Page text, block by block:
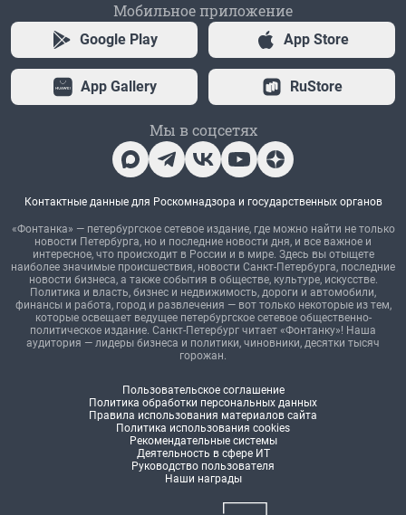
Мобильное приложение
Google Play App Store
App Gallery RuStore
Мы в соцсетях
Контактные данные для Роскомнадзора и государственных органов
«Фонтанка» — петербургское сетевое издание, где можно найти не только
новости Петербурга, но и последние новости дня, и все важное и
интересное, что происходит в России и в мире. Здесь вы отыщете
наиболее значимые происшествия, новости Санкт-Петербурга, последние
новости бизнеса, а также события в обществе, культуре, искусстве.
Политика и власть, бизнес и недвижимость, дороги и автомобили,
финансы и работа, город и развлечения — вот только некоторые из тем,
которые освещает ведущее петербургское сетевое общественно-
политическое издание. Санкт-Петербург читает «Фонтанку»! Наша
аудитория — лидеры бизнеса и политики, чиновники, десятки тысяч
горожан.
Пользовательское соглашение
Политика обработки персональных данных
Правила использования материалов сайта
Политика использования cookies
Рекомендательные системы
Деятельность в сфере ИТ
Руководство пользователя
Наши награды